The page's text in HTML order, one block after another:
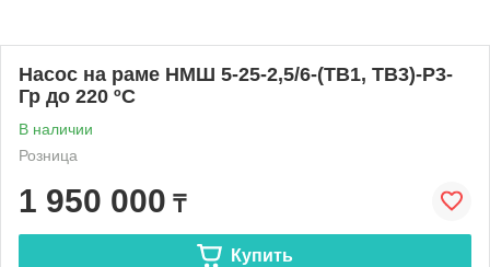
Насос на раме НMШ 5-25-2,5/6-(ТВ1, ТВ3)-Р3-
Гр до 220 ºС
В наличии
Розница
1 950 000 ₸
Купить